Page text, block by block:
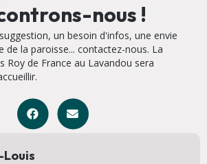
nous !
un besoin d'infos, une envie
de la paroisse... contactez-nous. La
Roy de France au Lavandou sera